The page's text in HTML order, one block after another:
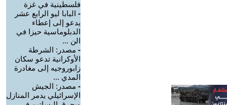
فلسطينية في غزة
- البابا ليو الرابع عشر
يدعو إلى إعطاء
الدبلوماسية حيزا في
الن ...
- مصدر: الشرطة
الأوكرانية تدعو سكان
زابوروجيه إلى مغادرة
المدي ...
- مصدر: الجيش
الإسرائيلي يدمر المنازل